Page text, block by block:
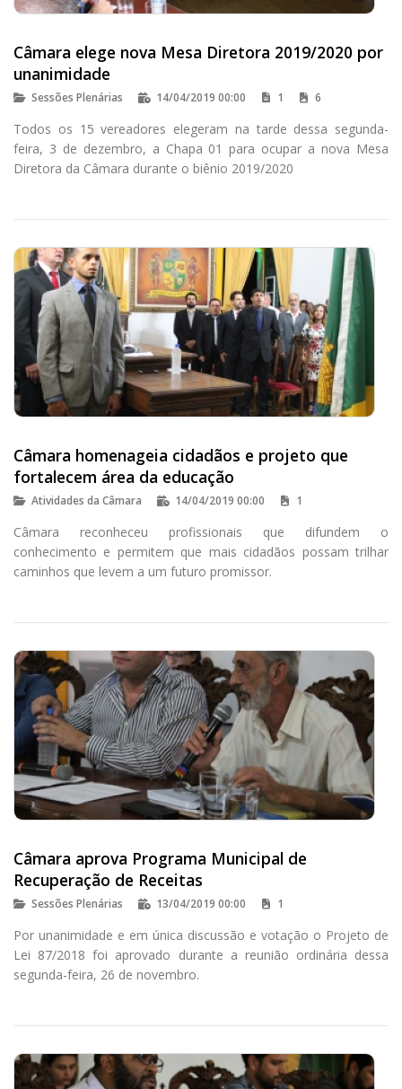
Câmara elege nova Mesa Diretora 2019/2020 por
unanimidade
Sessões Plenárias 14/04/2019 00:00 1 6
Todos os 15 vereadores elegeram na tarde dessa segunda-
feira, 3 de dezembro, a Chapa 01 para ocupar a nova Mesa
Diretora da Câmara durante o biênio 2019/2020
Câmara homenageia cidadãos e projeto que
fortalecem área da educação
Atividades da Câmara 14/04/2019 00:00 1
Câmara reconheceu profissionais que difundem o
conhecimento e permitem que mais cidadãos possam trilhar
caminhos que levem a um futuro promissor.
Câmara aprova Programa Municipal de
Recuperação de Receitas
Sessões Plenárias 13/04/2019 00:00 1
Por unanimidade e em única discussão e votação o Projeto de
Lei 87/2018 foi aprovado durante a reunião ordinária dessa
segunda-feira, 26 de novembro.